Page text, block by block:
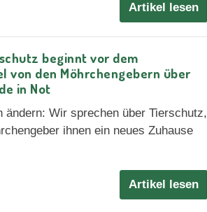
Artikel lesen
beginnt vor dem
von den Möhrchengebern über
in Not
ändern: Wir sprechen über Tierschutz,
ihnen ein neues Zuhause
Artikel lesen